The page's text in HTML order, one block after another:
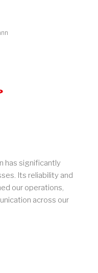
has significantly
Its reliability and
our operations,
across our